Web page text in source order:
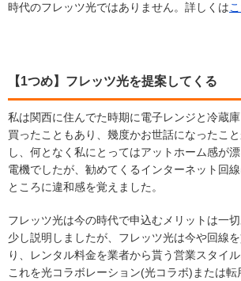
時代のフレッツ光ではありません。詳しくは
【1つめ】フレッツ光を提案してくる
私は関西に住んでた時期に電子レンジと冷蔵
買ったこともあり、幾度かお世話になったこ
し、何となく私にとってはアットホーム感が
電機でしたが、勧めてくるインターネット回
ところに違和感を覚えました。
フレッツ光は今の時代で申込むメリットは一
少し説明しましたが、フレッツ光は今や回線
り、レンタル料金を業者から貰う営業スタイル
これを光コラボレーション(光コラボ)または転